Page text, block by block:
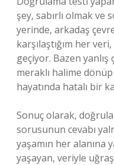
şey, sabırlı olmak ve
yerinde, arkadaş
karşılaştığım her
geçiyor. Bazen yanlış
meraklı halime
hayatında hatalı bir
Sonuç olarak,
sorusunun cevabı
yaşamın her alanına
yaşayan, veriyle